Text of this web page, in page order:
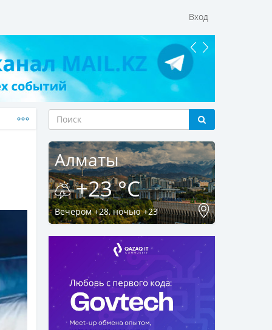
Вход
Алматы
+23 °C
Вечером +28, ночью +23